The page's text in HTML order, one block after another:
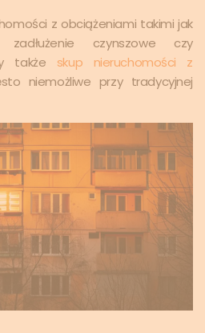
z obciążeniami takimi jak
zadłużenie czynszowe czy
także skup nieruchomości z
niemożliwe przy tradycyjnej